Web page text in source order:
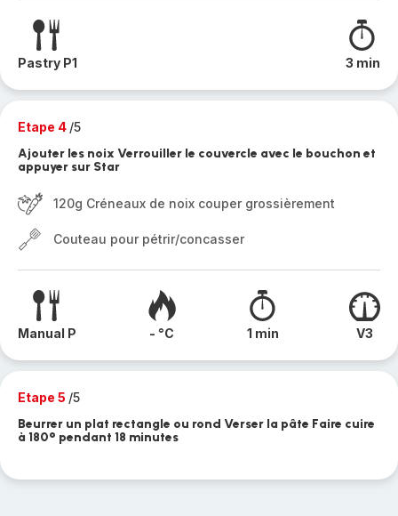
Pastry P1 3 min
Etape 4 /5
Ajouter les noix Verrouiller le couvercle avec le bouchon et
appuyer sur Star
120g Créneaux de noix couper grossièrement
Couteau pour pétrir/concasser
Manual P - °C 1 min V3
Etape 5 /5
Beurrer un plat rectangle ou rond Verser la pâte Faire cuire
à 180° pendant 18 minutes